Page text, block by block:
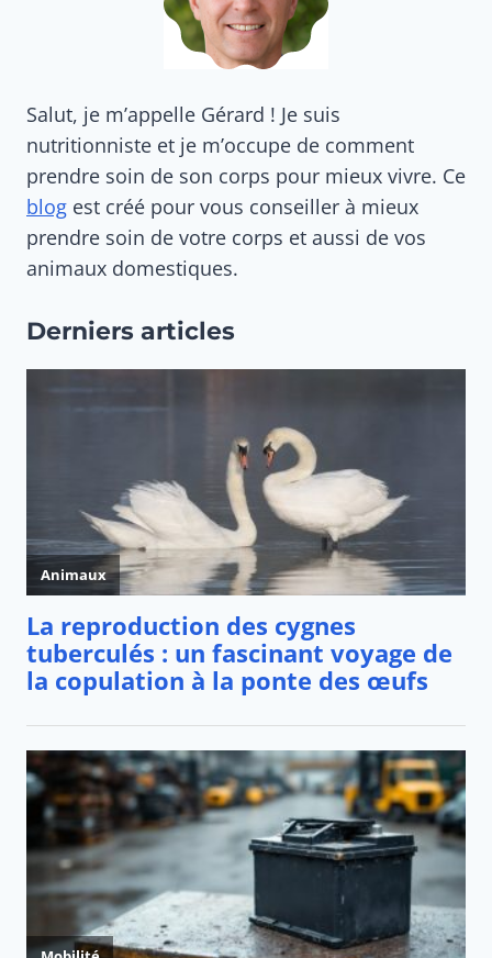
Salut, je m’appelle Gérard ! Je suis
nutritionniste et je m’occupe de comment
prendre soin de son corps pour mieux vivre. Ce
blog est créé pour vous conseiller à mieux
prendre soin de votre corps et aussi de vos
animaux domestiques.
Derniers articles